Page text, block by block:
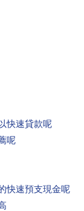
快速貸款呢
呢
快速預支現金呢